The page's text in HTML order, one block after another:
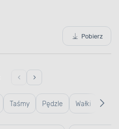
Pobierz
Taśmy Pędzle Wałki